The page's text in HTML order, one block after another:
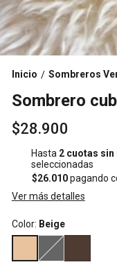
Inicio / Sombreros
Sombrero
$28.900
Hasta 2 cuotas sin
seleccionadas
$26.010pagando
Ver más detalles
Color: Beige